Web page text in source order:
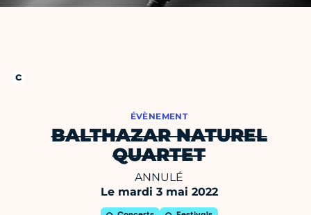
ÉVÈNEMENT
BALTHAZAR NATUREL
QUARTET
ANNULÉ
Le mardi 3 mai 2022